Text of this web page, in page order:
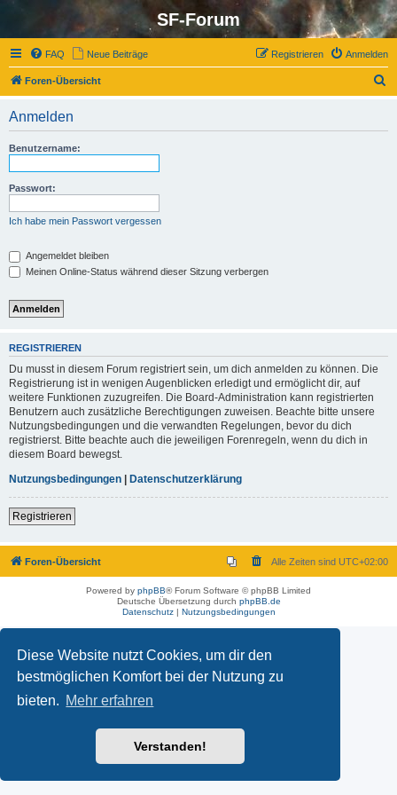
Diese Website nutzt Cookies, um dir den
bestmöglichen Komfort bei der Nutzung zu
bieten. Mehr erfahren
Verstanden!
SF-Forum
FAQ Neue Beiträge Anmelden
Registrieren
Foren-Übersicht
Anmelden
Benutzername:
Passwort:
Ich habe mein Passwort vergessen
Angemeldet bleiben
Meinen Online-Status während dieser Sitzung verbergen
REGISTRIEREN
Du musst in diesem Forum registriert sein, um dich anmelden zu können. Die
Registrierung ist in wenigen Augenblicken erledigt und ermöglicht dir, auf
weitere Funktionen zuzugreifen. Die Board-Administration kann registrierten
Benutzern auch zusätzliche Berechtigungen zuweisen. Beachte bitte unsere
Nutzungsbedingungen und die verwandten Regelungen, bevor du dich
registrierst. Bitte beachte auch die jeweiligen Forenregeln, wenn du dich in
diesem Board bewegst.
Nutzungsbedingungen | Datenschutzerklärung
Registrieren
Foren-Übersicht Alle Zeiten sind UTC+02:00
Powered by phpBB® Forum Software © phpBB Limited
Deutsche Übersetzung durch phpBB.de
Datenschutz| Nutzungsbedingungen